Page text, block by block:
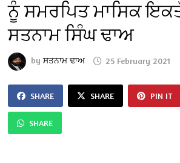
ਨੂੰ ਸਮਰਪਿਤ ਮਾਸਿਕ
ਸਤਨਾਮ ਸਿੰਘ ਢਾਅ
byਸਤਨਾਮ ਢਾਅ 25 February 2021
SHARE SHARE PIN IT
SHARE